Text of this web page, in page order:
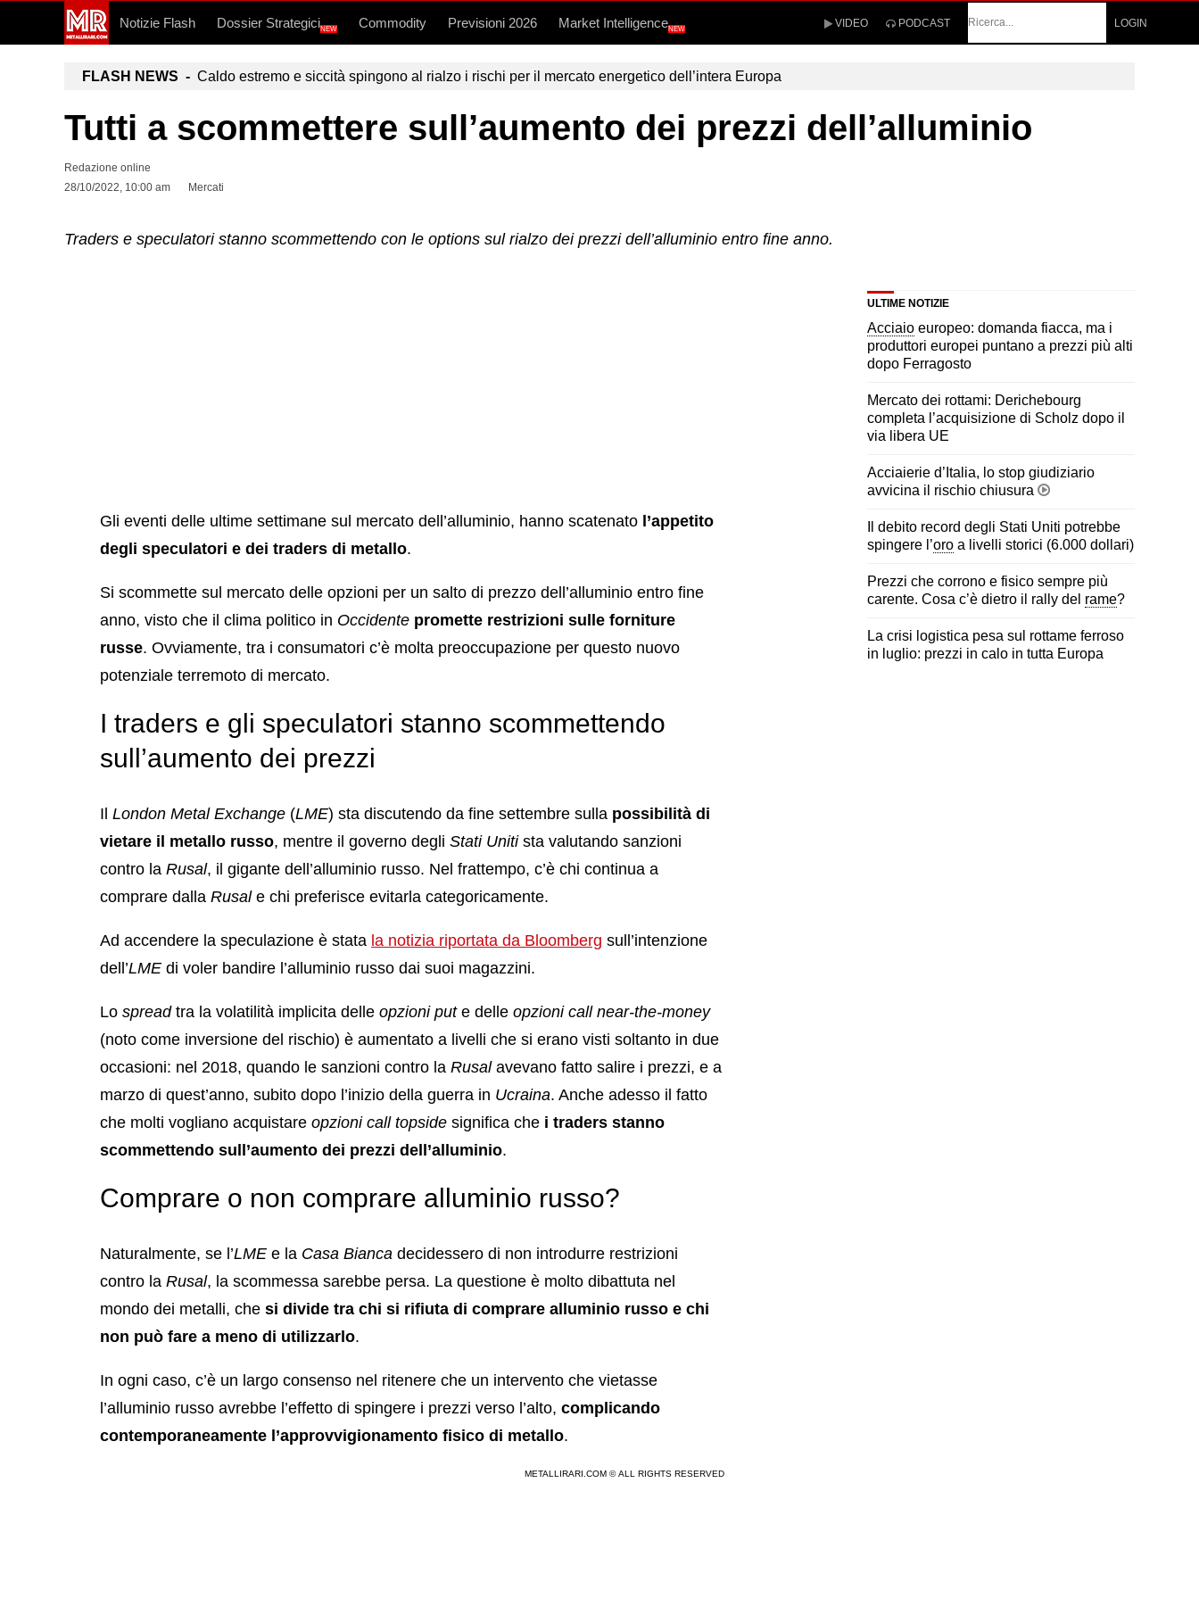
Notizie Flash Dossier StrategiciNEW Commodity Previsioni 2026 Market IntelligenceNEW VIDEO PODCAST
LOGIN
FLASH NEWS - Caldo estremo e siccità spingono al rialzo i rischi per il mercato energetico dell’intera Europa
Tutti a scommettere sull’aumento dei prezzi dell’alluminio
Redazione online
28/10/2022, 10:00 am
Mercati
Traders e speculatori stanno scommettendo con le options sul rialzo dei prezzi dell’alluminio entro fine anno.
Gli eventi delle ultime settimane sul mercato dell’alluminio, hanno scatenato l’appetito
degli speculatori e dei traders di metallo.
Si scommette sul mercato delle opzioni per un salto di prezzo dell’alluminio entro fine
anno, visto che il clima politico in Occidente promette restrizioni sulle forniture
russe. Ovviamente, tra i consumatori c’è molta preoccupazione per questo nuovo
potenziale terremoto di mercato.
I traders e gli speculatori stanno scommettendo
sull’aumento dei prezzi
Il London Metal Exchange (LME) sta discutendo da fine settembre sulla possibilità di
vietare il metallo russo, mentre il governo degli Stati Unitista valutando sanzioni
contro la Rusal, il gigante dell’alluminio russo. Nel frattempo, c’è chi continua a
comprare dalla Rusale chi preferisce evitarla categoricamente.
Ad accendere la speculazione è stata la notizia riportata da Bloomberg sull’intenzione
dell’LME di voler bandire l’alluminio russo dai suoi magazzini.
Lo spreadtra la volatilità implicita delle opzioni pute delle opzioni call near-the-money
(noto come inversione del rischio) è aumentato a livelli che si erano visti soltanto in due
occasioni: nel 2018, quando le sanzioni contro la Rusalavevano fatto salire i prezzi, e a
marzo di quest’anno, subito dopo l’inizio della guerra in Ucraina. Anche adesso il fatto
che molti vogliano acquistare opzioni call topside significa che i traders stanno
scommettendo sull’aumento dei prezzi dell’alluminio.
Comprare o non comprare alluminio russo?
Naturalmente, se l’LME e la Casa Bianca decidessero di non introdurre restrizioni
contro la Rusal, la scommessa sarebbe persa. La questione è molto dibattuta nel
mondo dei metalli, che si divide tra chi si rifiuta di comprare alluminio russo e chi
non può fare a meno di utilizzarlo.
In ogni caso, c’è un largo consenso nel ritenere che un intervento che vietasse
l’alluminio russo avrebbe l’effetto di spingere i prezzi verso l’alto, complicando
contemporaneamente l’approvvigionamento fisico di metallo.
METALLIRARI.COM © ALL RIGHTS RESERVED
ULTIME NOTIZIE
Acciaio europeo: domanda fiacca, ma i
produttori europei puntano a prezzi più alti
dopo Ferragosto
Mercato dei rottami: Derichebourg
completa l’acquisizione di Scholz dopo il
via libera UE
Acciaierie d’Italia, lo stop giudiziario
avvicina il rischio chiusura
Il debito record degli Stati Uniti potrebbe
spingere l’oro a livelli storici (6.000 dollari)
Prezzi che corrono e fisico sempre più
carente. Cosa c’è dietro il rally del rame?
La crisi logistica pesa sul rottame ferroso
in luglio: prezzi in calo in tutta Europa